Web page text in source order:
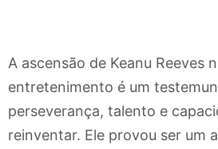
A ascensão de Keanu Reeves
entretenimento é um
perseverança, talento e
reinventar. Ele provou ser um